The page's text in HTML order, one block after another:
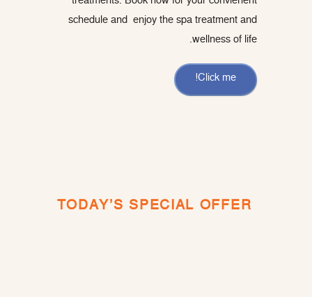
schedule and enjoy the spa treatment and
wellness of life.
Click me!